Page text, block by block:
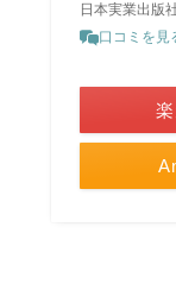
日本実業出版
口コミを見